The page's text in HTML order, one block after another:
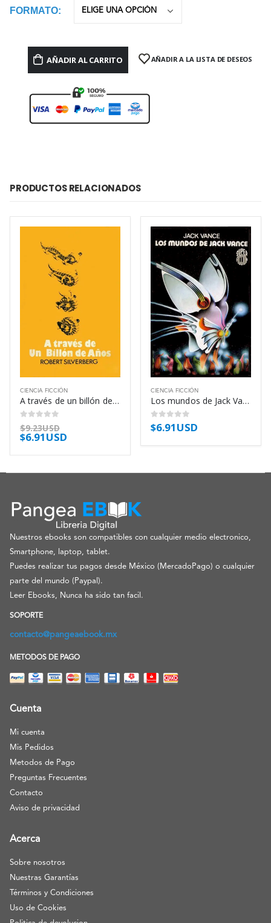
FORMATO
AÑADIR AL CARRITO AÑADIR A LA LISTA DE DESEOS
PRODUCTOS RELACIONADOS
CIENCIA FICCIÓN
A través de un billón de años – Robert Silverberg
0out of 5
$9.23USD
$6.91USD
CIENCIA FICCIÓN
Los mundos de Jack Vance – Jack Vance
0out of 5
$6.91USD
Nuestros ebooks son compatibles con cualquier medio electronico,
Smartphone, laptop, tablet.
Puedes realizar tus pagos desde México (MercadoPago) o cualquier
parte del mundo (Paypal).
Leer Ebooks, Nunca ha sido tan facil.
SOPORTE
contacto@pangeaebook.mx
METODOS DE PAGO
Cuenta
Mi cuenta
Mis Pedidos
Metodos de Pago
Preguntas Frecuentes
Contacto
Aviso de privacidad
Acerca
Sobre nosotros
Nuestras Garantías
Términos y Condiciones
Uso de Cookies